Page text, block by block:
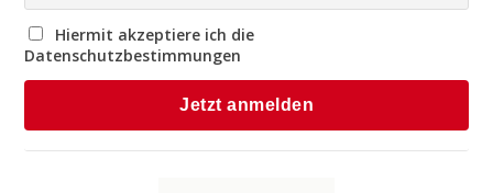
Hiermit akzeptiere ich die
Datenschutzbestimmungen